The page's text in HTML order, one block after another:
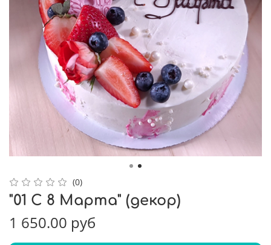
(0)
"01 С 8 Марта" (декор)
1 650.00 руб